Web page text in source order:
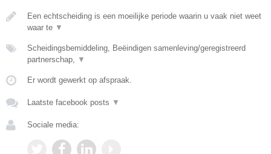
Een echtscheiding is een moeilijke periode waarin u vaak niet weet
waar te ▼
Scheidingsbemiddeling, Beëindigen samenleving/geregistreerd
partnerschap, ▼
Er wordt gewerkt op afspraak.
Laatste facebook posts ▼
Sociale media: